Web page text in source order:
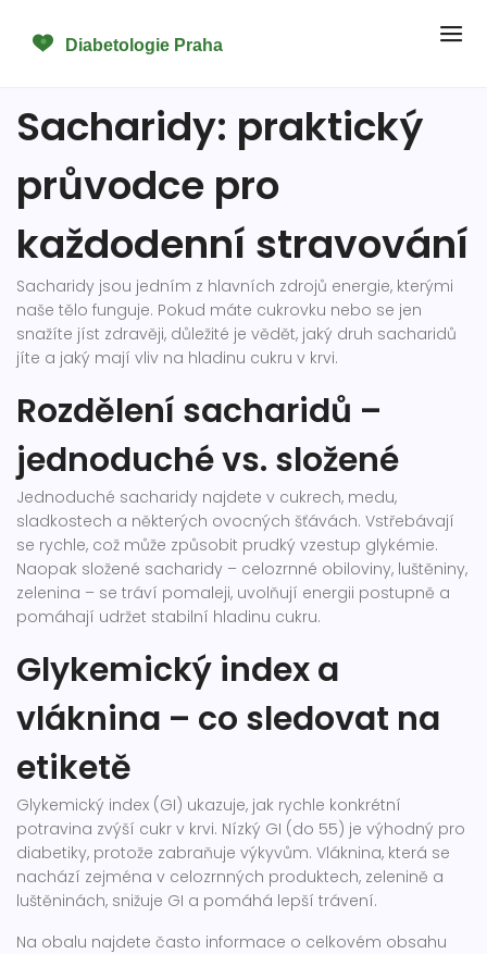
Sacharidy: praktický
průvodce pro
každodenní stravování
Sacharidy jsou jedním z hlavních zdrojů energie, kterými
naše tělo funguje. Pokud máte cukrovku nebo se jen
snažíte jíst zdravěji, důležité je vědět, jaký druh sacharidů
jíte a jaký mají vliv na hladinu cukru v krvi.
Rozdělení sacharidů –
jednoduché vs. složené
Jednoduché sacharidy najdete v cukrech, medu,
sladkostech a některých ovocných šťávách. Vstřebávají
se rychle, což může způsobit prudký vzestup glykémie.
Naopak složené sacharidy – celozrnné obiloviny, luštěniny,
zelenina – se tráví pomaleji, uvolňují energii postupně a
pomáhají udržet stabilní hladinu cukru.
Glykemický index a
vláknina – co sledovat na
etiketě
Glykemický index (GI) ukazuje, jak rychle konkrétní
potravina zvýší cukr v krvi. Nízký GI (do 55) je výhodný pro
diabetiky, protože zabraňuje výkyvům. Vláknina, která se
nachází zejména v celozrnných produktech, zelenině a
luštěninách, snižuje GI a pomáhá lepší trávení.
Na obalu najdete často informace o celkovém obsahu